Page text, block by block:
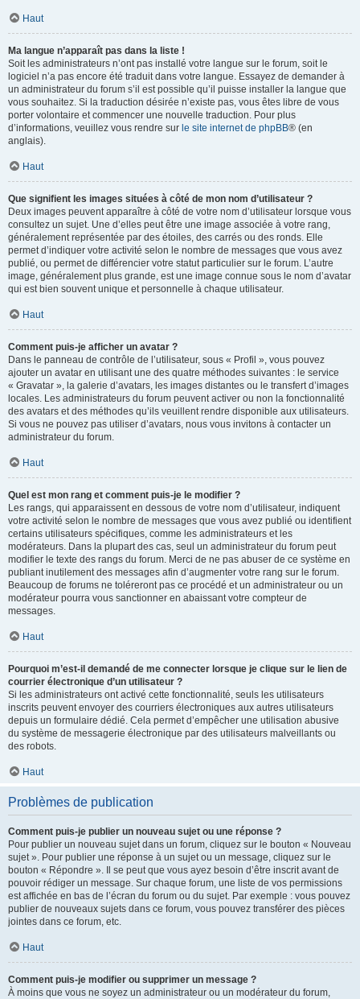
Haut
Ma langue n’apparaît pas dans la liste !
Soit les administrateurs n’ont pas installé votre langue sur le forum, soit le
logiciel n’a pas encore été traduit dans votre langue. Essayez de demander à
un administrateur du forum s’il est possible qu’il puisse installer la langue que
vous souhaitez. Si la traduction désirée n’existe pas, vous êtes libre de vous
porter volontaire et commencer une nouvelle traduction. Pour plus
d’informations, veuillez vous rendre sur le site internet de phpBB® (en
anglais).
Haut
Que signifient les images situées à côté de mon nom d’utilisateur ?
Deux images peuvent apparaître à côté de votre nom d’utilisateur lorsque vous
consultez un sujet. Une d’elles peut être une image associée à votre rang,
généralement représentée par des étoiles, des carrés ou des ronds. Elle
permet d’indiquer votre activité selon le nombre de messages que vous avez
publié, ou permet de différencier votre statut particulier sur le forum. L’autre
image, généralement plus grande, est une image connue sous le nom d’avatar
qui est bien souvent unique et personnelle à chaque utilisateur.
Haut
Comment puis-je afficher un avatar ?
Dans le panneau de contrôle de l’utilisateur, sous « Profil », vous pouvez
ajouter un avatar en utilisant une des quatre méthodes suivantes : le service
« Gravatar », la galerie d’avatars, les images distantes ou le transfert d’images
locales. Les administrateurs du forum peuvent activer ou non la fonctionnalité
des avatars et des méthodes qu’ils veuillent rendre disponible aux utilisateurs.
Si vous ne pouvez pas utiliser d’avatars, nous vous invitons à contacter un
administrateur du forum.
Haut
Quel est mon rang et comment puis-je le modifier ?
Les rangs, qui apparaissent en dessous de votre nom d’utilisateur, indiquent
votre activité selon le nombre de messages que vous avez publié ou identifient
certains utilisateurs spécifiques, comme les administrateurs et les
modérateurs. Dans la plupart des cas, seul un administrateur du forum peut
modifier le texte des rangs du forum. Merci de ne pas abuser de ce système en
publiant inutilement des messages afin d’augmenter votre rang sur le forum.
Beaucoup de forums ne toléreront pas ce procédé et un administrateur ou un
modérateur pourra vous sanctionner en abaissant votre compteur de
messages.
Haut
Pourquoi m’est-il demandé de me connecter lorsque je clique sur le lien de
courrier électronique d’un utilisateur ?
Si les administrateurs ont activé cette fonctionnalité, seuls les utilisateurs
inscrits peuvent envoyer des courriers électroniques aux autres utilisateurs
depuis un formulaire dédié. Cela permet d’empêcher une utilisation abusive
du système de messagerie électronique par des utilisateurs malveillants ou
des robots.
Haut
Problèmes de publication
Comment puis-je publier un nouveau sujet ou une réponse ?
Pour publier un nouveau sujet dans un forum, cliquez sur le bouton « Nouveau
sujet ». Pour publier une réponse à un sujet ou un message, cliquez sur le
bouton « Répondre ». Il se peut que vous ayez besoin d’être inscrit avant de
pouvoir rédiger un message. Sur chaque forum, une liste de vos permissions
est affichée en bas de l’écran du forum ou du sujet. Par exemple : vous pouvez
publier de nouveaux sujets dans ce forum, vous pouvez transférer des pièces
jointes dans ce forum, etc.
Haut
Comment puis-je modifier ou supprimer un message ?
À moins que vous ne soyez un administrateur ou un modérateur du forum,